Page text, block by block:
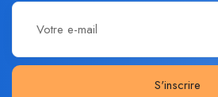
S'inscrire